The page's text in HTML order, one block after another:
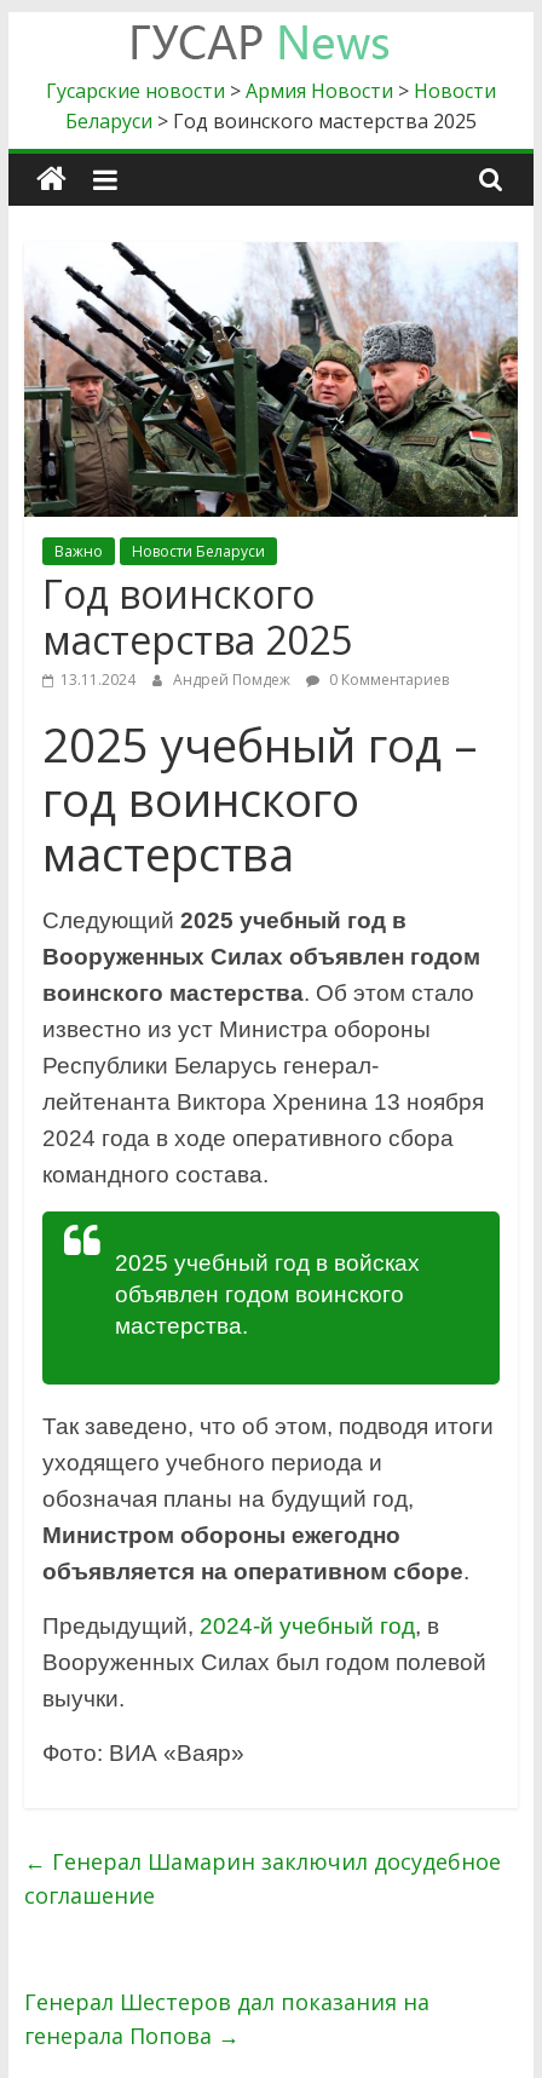
contentГусарские
новости
Главные
силового
блока
Гусарские новости >Армия Новости > Новости
Беларуси > Год воинского мастерства 2025
Важно Новости Беларуси
Год воинского
мастерства 2025
13.11.2024 Андрей Помдеж 0 Комментариев
2025 учебный год –
год воинского
мастерства
Следующий 2025 учебный год в
Вооруженных Силах объявлен годом
воинского мастерства. Об этом стало
известно из уст Министра обороны
Республики Беларусь генерал-
лейтенанта Виктора Хренина 13 ноября
2024 года в ходе оперативного сбора
командного состава.
2025 учебный год в войсках
объявлен годом воинского
мастерства.
Так заведено, что об этом, подводя итоги
уходящего учебного периода и
обозначая планы на будущий год,
Министром обороны ежегодно
объявляется на оперативном сборе.
Предыдущий, 2024-й учебный год, в
Вооруженных Силах был годом полевой
выучки.
Фото: ВИА «Ваяр»
← Генерал Шамарин заключил досудебное
соглашение
Генерал Шестеров дал показания на
генерала Попова →